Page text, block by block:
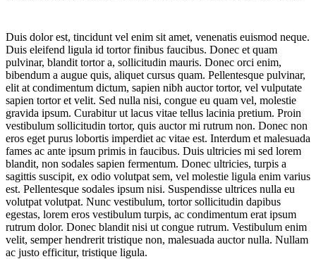
Duis dolor est, tincidunt vel enim sit amet, venenatis euismod neque.
Duis eleifend ligula id tortor finibus faucibus. Donec et quam
pulvinar, blandit tortor a, sollicitudin mauris. Donec orci enim,
bibendum a augue quis, aliquet cursus quam. Pellentesque pulvinar,
elit at condimentum dictum, sapien nibh auctor tortor, vel vulputate
sapien tortor et velit. Sed nulla nisi, congue eu quam vel, molestie
gravida ipsum. Curabitur ut lacus vitae tellus lacinia pretium. Proin
vestibulum sollicitudin tortor, quis auctor mi rutrum non. Donec non
eros eget purus lobortis imperdiet ac vitae est. Interdum et malesuada
fames ac ante ipsum primis in faucibus. Duis ultricies mi sed lorem
blandit, non sodales sapien fermentum. Donec ultricies, turpis a
sagittis suscipit, ex odio volutpat sem, vel molestie ligula enim varius
est. Pellentesque sodales ipsum nisi. Suspendisse ultrices nulla eu
volutpat volutpat. Nunc vestibulum, tortor sollicitudin dapibus
egestas, lorem eros vestibulum turpis, ac condimentum erat ipsum
rutrum dolor. Donec blandit nisi ut congue rutrum. Vestibulum enim
velit, semper hendrerit tristique non, malesuada auctor nulla. Nullam
ac justo efficitur, tristique ligula.